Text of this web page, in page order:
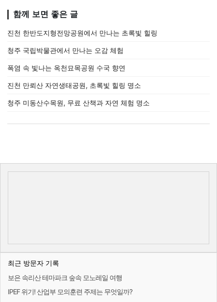
함께 보면 좋은 글
진천 한반도지형전망공원에서 만나는 초록빛 힐링
청주 국립박물관에서 만나는 오감 체험
폭염 속 빛나는 옥천묘목공원 수국 향연
진천 만뢰산 자연생태공원, 초록빛 힐링 명소
청주 미동산수목원, 무료 산책과 자연 체험 명소
최근 방문자 기록
보은 속리산 테마파크 숲속 모노레일 여행
IPEF 위기! 산업부 모의훈련 주제는 무엇일까?